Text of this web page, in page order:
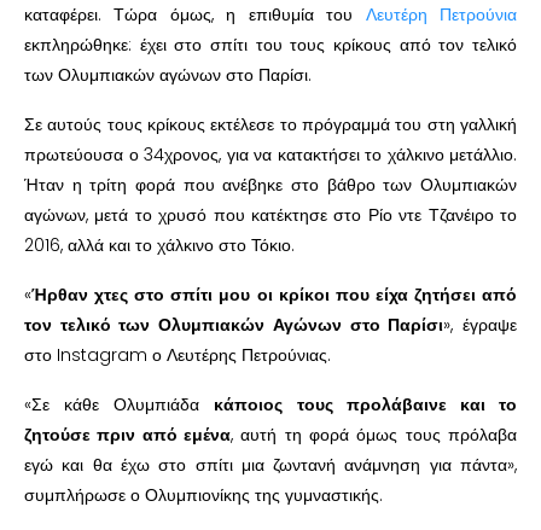
καταφέρει. Τώρα όμως, η επιθυμία του Λευτέρη Πετρούνια
εκπληρώθηκε: έχει στο σπίτι του τους κρίκους από τον τελικό
των Ολυμπιακών αγώνων στο Παρίσι.
Σε αυτούς τους κρίκους εκτέλεσε το πρόγραμμά του στη γαλλική
πρωτεύουσα ο 34χρονος, για να κατακτήσει το χάλκινο μετάλλιο.
Ήταν η τρίτη φορά που ανέβηκε στο βάθρο των Ολυμπιακών
αγώνων, μετά το χρυσό που κατέκτησε στο Ρίο ντε Τζανέιρο το
2016, αλλά και το χάλκινο στο Τόκιο.
«Ήρθαν χτες στο σπίτι μου οι κρίκοι που είχα ζητήσει από
τον τελικό των Ολυμπιακών Αγώνων στο Παρίσι», έγραψε
στο Instagram ο Λευτέρης Πετρούνιας.
«Σε κάθε Ολυμπιάδα κάποιος τους προλάβαινε και το
ζητούσε πριν από εμένα, αυτή τη φορά όμως τους πρόλαβα
εγώ και θα έχω στο σπίτι μια ζωντανή ανάμνηση για πάντα»,
συμπλήρωσε ο Ολυμπιονίκης της γυμναστικής.